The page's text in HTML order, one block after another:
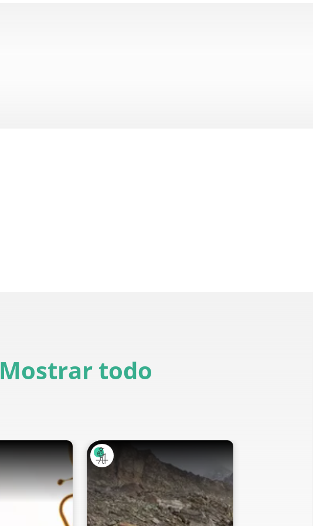
Mostrar todo